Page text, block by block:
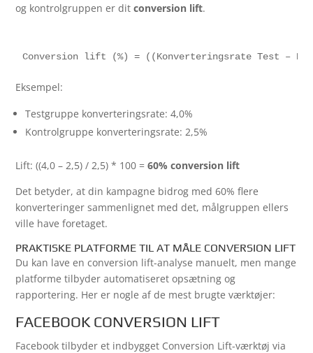
og kontrolgruppen er ditconversion lift.
Eksempel:
Testgruppe konverteringsrate: 4,0%
Kontrolgruppe konverteringsrate: 2,5%
Lift: ((4,0 – 2,5) / 2,5) * 100 =60% conversion lift
Det betyder, at din kampagne bidrog med 60% flere
konverteringer sammenlignet med det, målgruppen ellers
ville have foretaget.
PRAKTISKE PLATFORME TIL AT MÅLE CONVERSION LIFT
Du kan lave en conversion lift-analyse manuelt, men mange
platforme tilbyder automatiseret opsætning og
rapportering. Her er nogle af de mest brugte værktøjer:
FACEBOOK CONVERSION LIFT
Facebook tilbyder et indbygget Conversion Lift-værktøj via